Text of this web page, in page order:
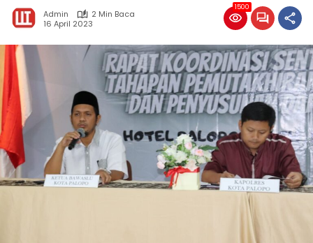
Admin
2 Min Baca
16 April 2023
1500